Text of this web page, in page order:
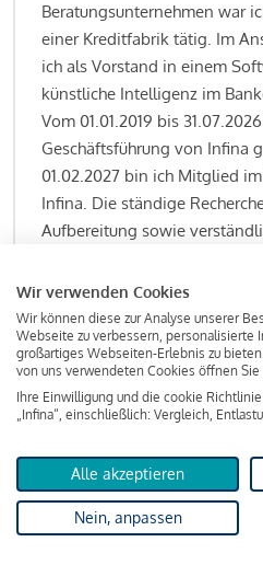
Beratungsunternehmen war
einer Kreditfabrik tätig. Im
ich als Vorstand in einem
künstliche Intelligenz im
Vom 01.01.2019 bis
Geschäftsführung von Infina
01.02.2027 bin ich Mitglied
Infina. Die ständige
Aufbereitung sowie
Kreditgeschäft gehören zu
Schwerpunktsetzungen
Lesen Sie meine
KreditindexDas
Wir verwenden Cookies
Wir können diese zur Analyse unserer
Webseite zu verbessern, personalisierte
großartiges Webseiten-Erlebnis zu
von uns verwendeten Cookies öffnen
Ihre Einwilligung und die cookie
„Infina“, einschließlich: Vergleich,
Alle akzeptieren
Nein, anpassen